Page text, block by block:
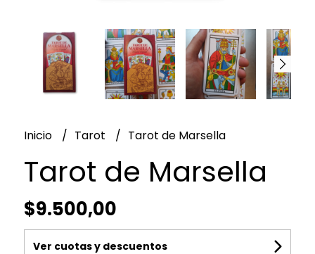
Inicio Tarot Tarot de Marsella
Tarot de Marsella
$9.500,00
Ver cuotas y descuentos